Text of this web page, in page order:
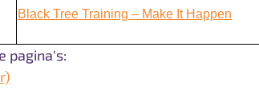
Black Tree Training – Make It Happen
pagina's: